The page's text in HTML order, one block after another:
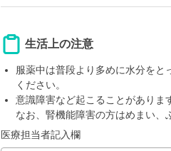
生活上の注意
服薬中は普段より多めに水分をと
ください。
意識障害など起こることがありま
なお、腎機能障害の方はめまい、
医療担当者記入欄